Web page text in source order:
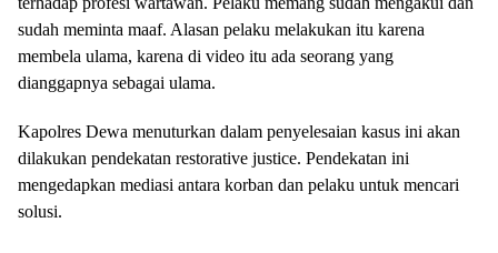
sudah meminta maaf. Alasan pelaku melakukan itu karena
membela ulama, karena di video itu ada seorang yang
dianggapnya sebagai ulama.
Kapolres Dewa menuturkan dalam penyelesaian kasus ini akan
dilakukan pendekatan restorative justice. Pendekatan ini
mengedapkan mediasi antara korban dan pelaku untuk mencari
solusi.